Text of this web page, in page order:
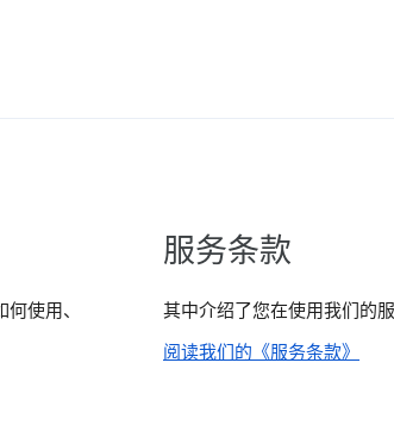
使用、
服务条款
其中介绍了您在使用我们的
阅读我们的《服务条款》